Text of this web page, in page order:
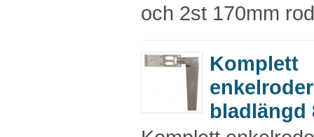
och 2st 170mm
Komplett
bladlängd